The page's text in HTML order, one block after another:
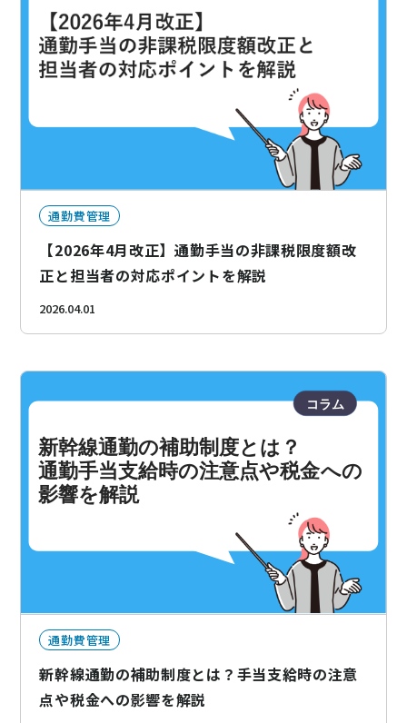
通勤費管理
【2026年4月改正】通勤手当の非課税限度額改
正と担当者の対応ポイントを解説
2026.04.01
通勤費管理
新幹線通勤の補助制度とは？手当支給時の注意
点や税金への影響を解説